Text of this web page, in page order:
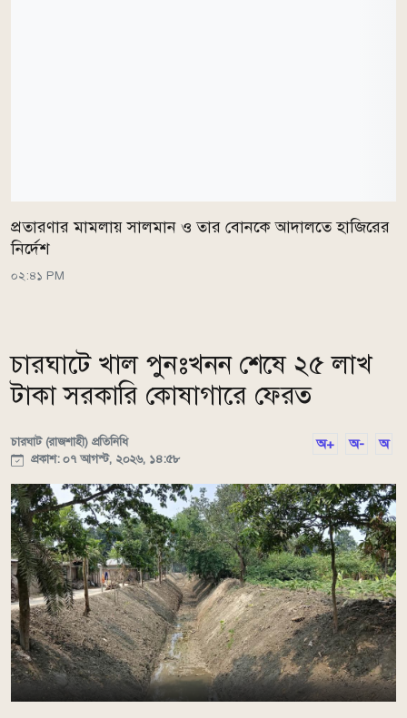
প্রতারণার মামলায় সালমান ও তার বোনকে আদালতে হাজিরের
নির্দেশ
০২:৪১ PM
চারঘাটে খাল পুনঃখনন শেষে ২৫ লাখ
টাকা সরকারি কোষাগারে ফেরত
চারঘাট (রাজশাহী) প্রতিনিধি
প্রকাশ: ০৭ আগস্ট, ২০২৬, ১৪:৫৮
অ+ অ- অ